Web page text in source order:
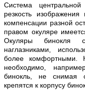
Система центральной
резкость
компенсации разной
правом окуляре
Окуляры бинокля
наглазниками,
более комфортными.
необходимо,
бинокль, не снимая
крепятся к корпусу